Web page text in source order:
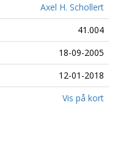
Axel H. Schollert
41.004
18-09-2005
12-01-2018
Vis på kort